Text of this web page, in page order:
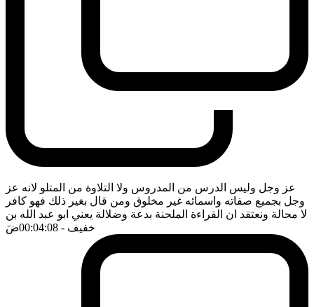
عز وجل وليس الدرس من المدروس ولا التلاوة من المتلو لانه عز
وجل بجميع صفاته واسمائه غير مخلوق ومن قال بغير ذلك فهو كافر
لا محالة ونعتقد ان القراءة الملحنة بدعة وضلالة يعني ابو عبد الله بن
خفيف - 00:04:08 ضَ